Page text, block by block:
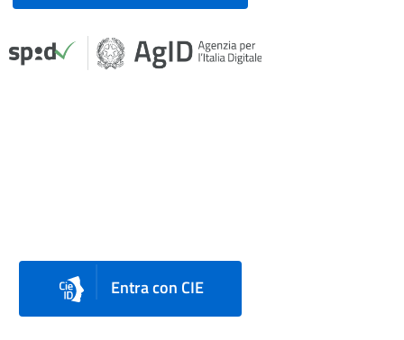
Entra con CIE